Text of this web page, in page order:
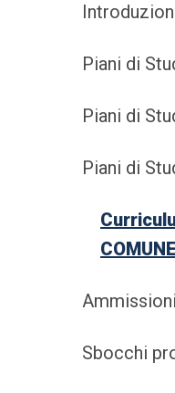
Piani di
Piani di
Piani di
COMUNE
Sbocchi